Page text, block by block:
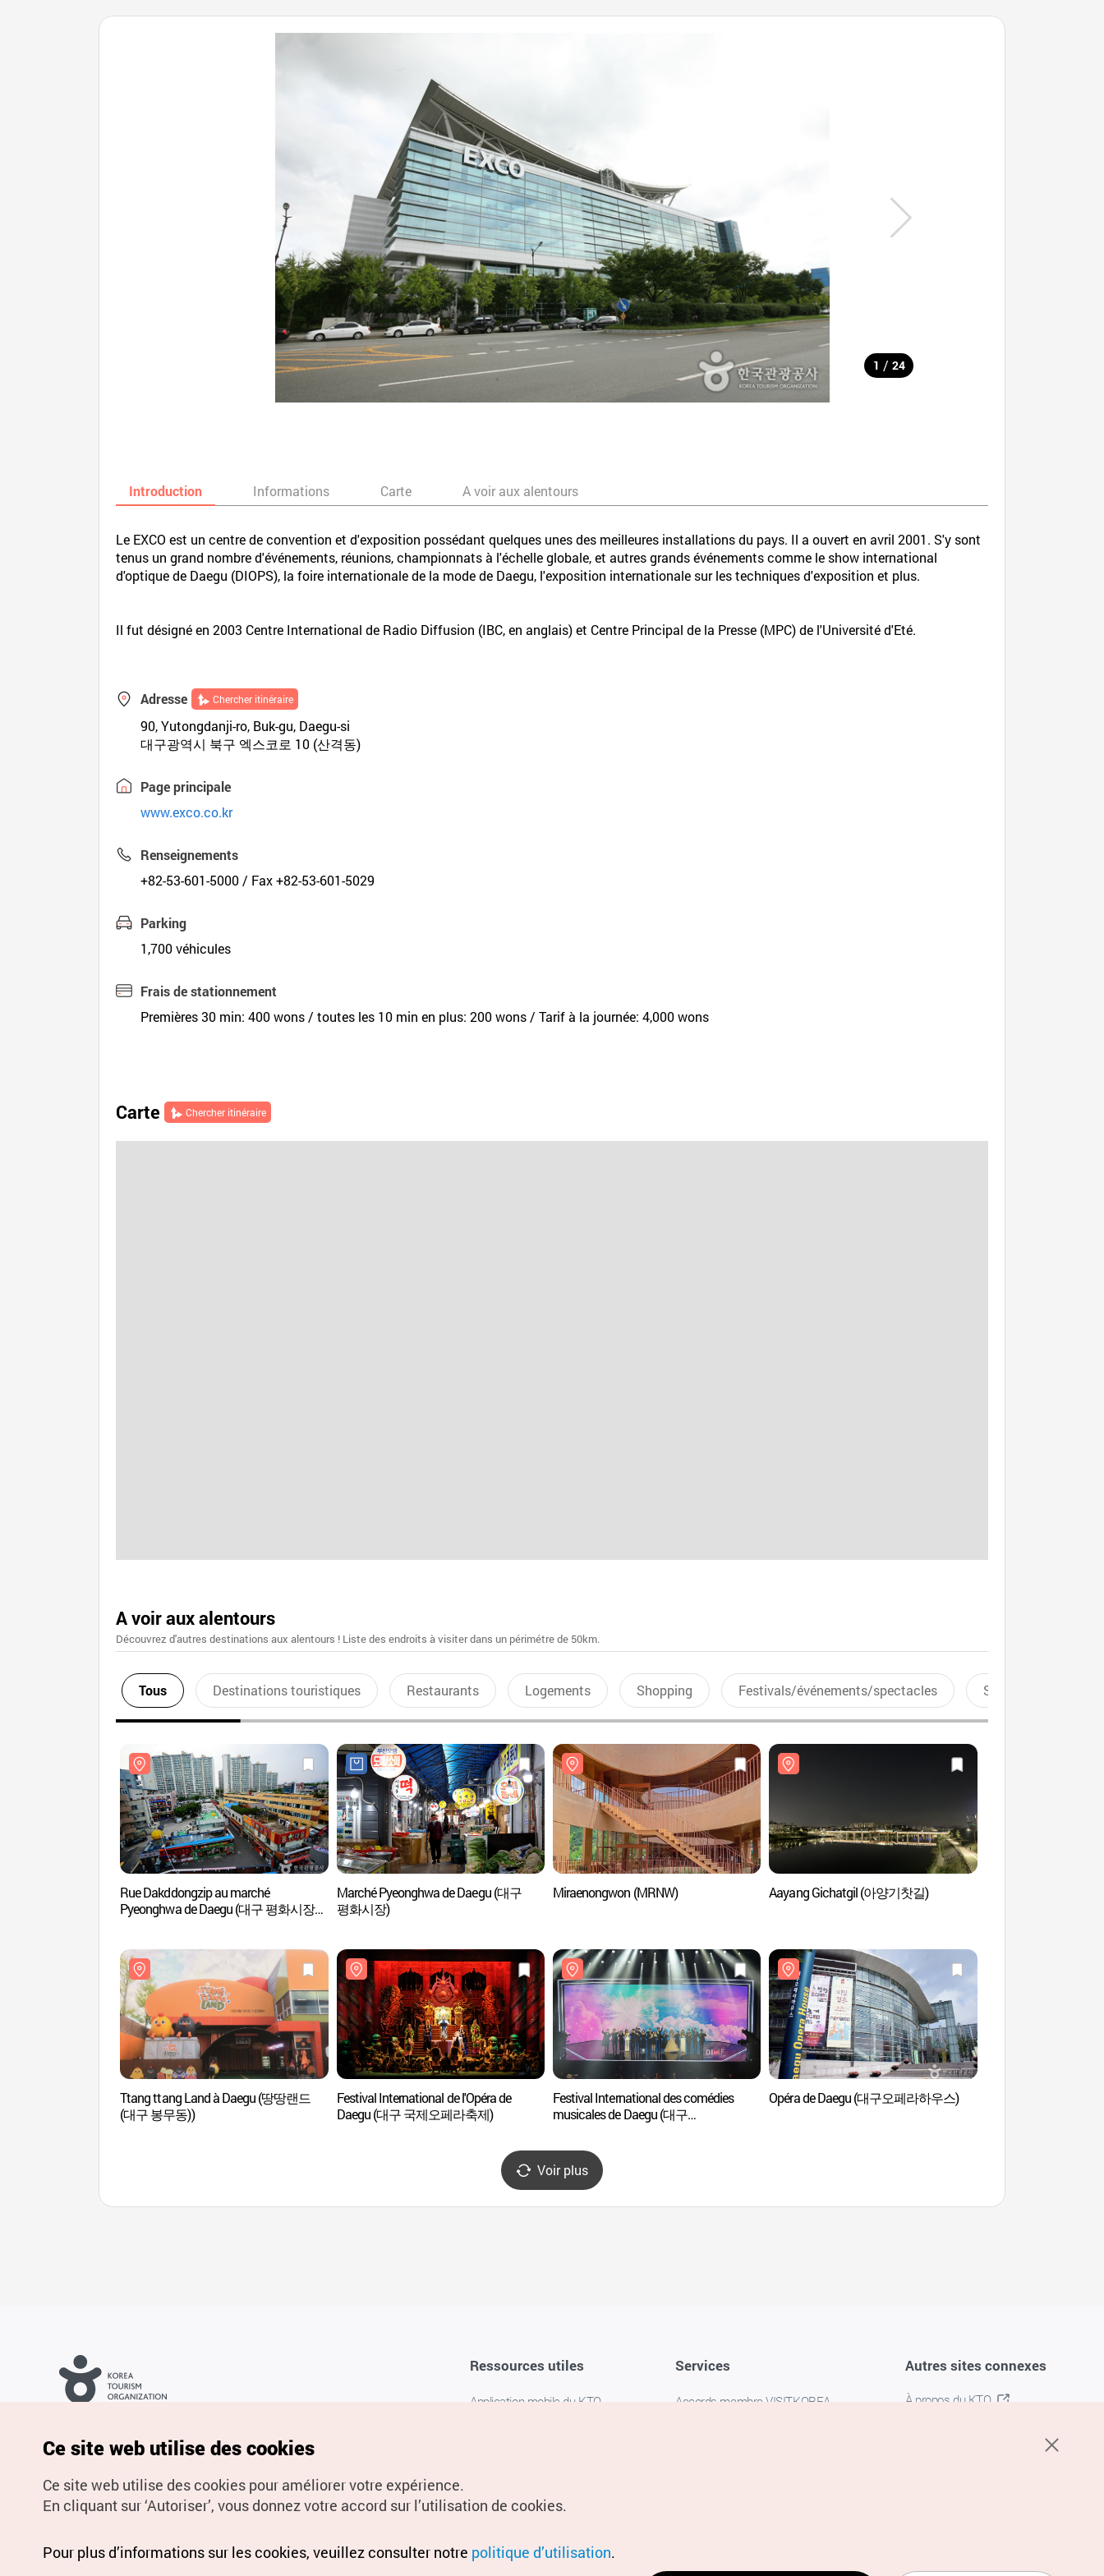
1 / 24
Introduction Informations Carte A voir aux alentours
Le EXCO est un centre de convention et d'exposition possédant quelques unes des meilleures installations du pays. Il a ouvert en avril 2001. S'y sont
tenus un grand nombre d'événements, réunions, championnats à l'échelle globale, et autres grands événements comme le show international
d'optique de Daegu (DIOPS), la foire internationale de la mode de Daegu, l'exposition internationale sur les techniques d'exposition et plus.
Il fut désigné en 2003 Centre International de Radio Diffusion (IBC, en anglais) et Centre Principal de la Presse (MPC) de l'Université d'Eté.
Adresse Chercher itinéraire
90, Yutongdanji-ro, Buk-gu, Daegu-si
대구광역시 북구 엑스코로 10 (산격동)
Page principale
www.exco.co.kr
Renseignements
+82-53-601-5000 / Fax +82-53-601-5029
Parking
1,700 véhicules
Frais de stationnement
Premières 30 min: 400 wons / toutes les 10 min en plus: 200 wons / Tarif à la journée: 4,000 wons
Carte Chercher itinéraire
A voir aux alentours
Découvrez d'autres destinations aux alentours ! Liste des endroits à visiter dans un périmétre de 50km.
Tous Destinations touristiques Restaurants Logements Shopping Festivals/événements/spectacles Sports aquatiques
Rue Dakddongzip au marché
Pyeonghwa de Daegu (대구 평화시장
Marché Pyeonghwa de Daegu (대구
평화시장)
Miraenongwon (MRNW) Aayang Gichatgil (아양기찻길)
Ttang ttang Land à Daegu (땅땅랜드
(대구 봉무동))
Festival International de l'Opéra de
Daegu (대구 국제오페라축제)
Festival International des comédies
musicales de Daegu (대구
Opéra de Daegu (대구오페라하우스)
Voir plus
Ressources utiles
Application mobile du KTO
Services
Accords membre VISITKOREA
Autres sites connexes
À propos du KTO
Pour les rapports d'erreurs et demandes de renseignements,
adressez vos demandes à
Ce site web utilise des cookies
Ce site web utilise des cookies pour améliorer votre expérience.
En cliquant sur ‘Autoriser’, vous donnez votre accord sur l’utilisation de cookies.
Pour plus d’informations sur les cookies, veuillez consulter notre politique d’utilisation.